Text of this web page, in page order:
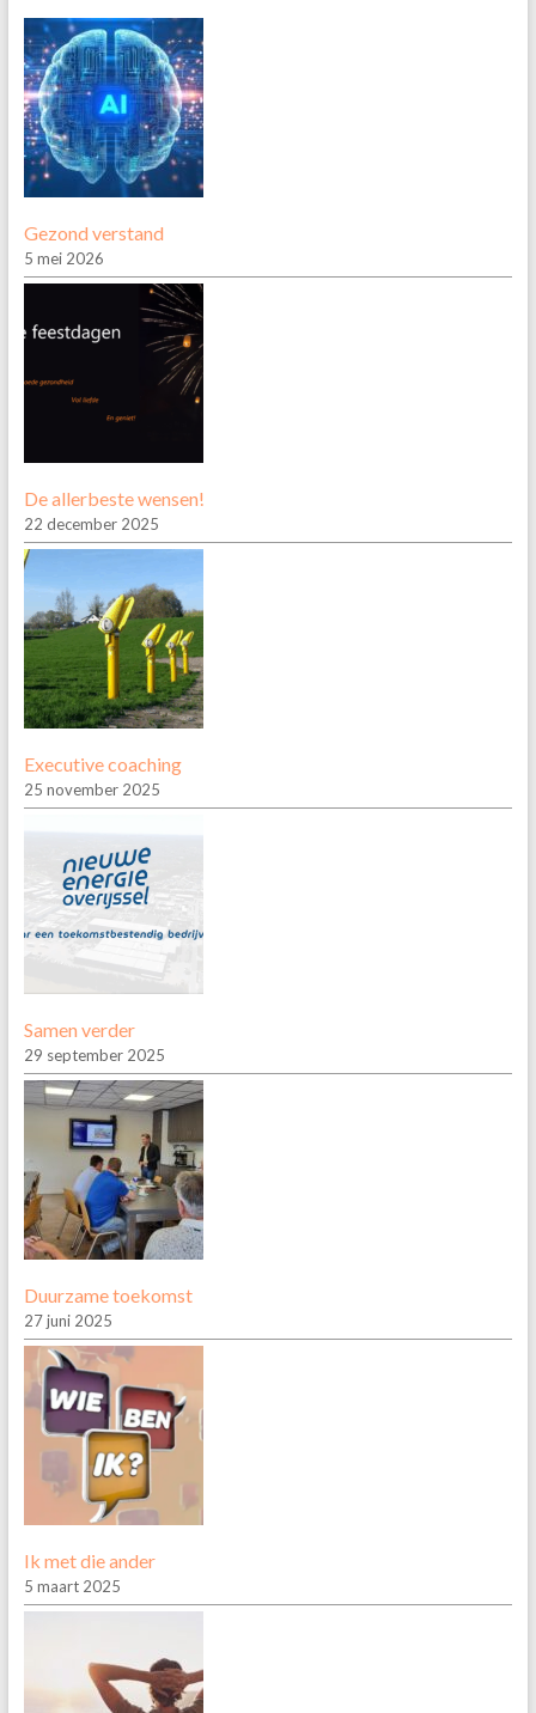
Gezond verstand
5 mei 2026
De allerbeste wensen!
22 december 2025
Executive coaching
25 november 2025
Samen verder
29 september 2025
Duurzame toekomst
27 juni 2025
Ik met die ander
5 maart 2025